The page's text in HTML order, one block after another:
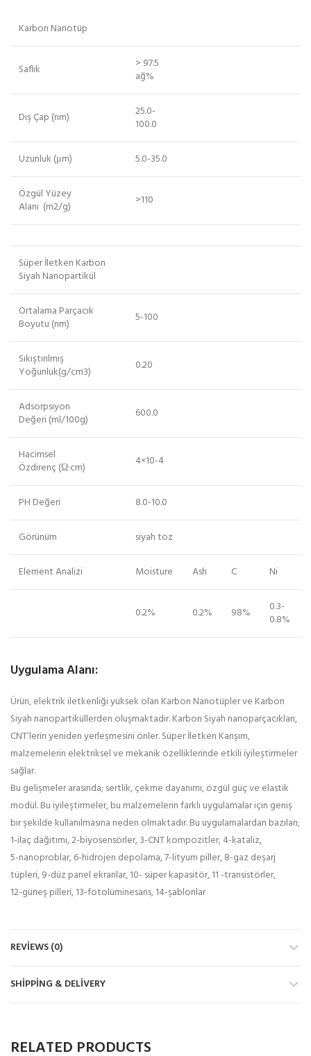
Karbon Nanotüp
Saflık
> 97.5
ağ%
Dış Çap (nm)
25.0-
100.0
Uzunluk (μm) 5.0-35.0
Özgül Yüzey
Alanı (m2/g)
>110
Süper İletken Karbon
Siyah Nanopartikül
Ortalama Parçacık
Boyutu (nm)
5-100
Sıkıştırılmış
Yoğunluk(g/cm3)
0.20
Adsorpsiyon
Değeri (ml/100g)
600.0
Hacimsel
Özdirenç (Ω·cm)
4×10-4
PH Değeri 8.0-10.0
Görünüm siyah toz
Element Analizi Moisture Ash C Ni
0.2% 0.2% 98%
0.3-
0.8%
Uygulama Alanı:
Ürün, elektrik iletkenliği yüksek olan Karbon Nanotüpler ve Karbon
Siyah nanopartiküllerden oluşmaktadır. Karbon Siyah nanoparçacıkları,
CNT’lerin yeniden yerleşmesini önler. Süper İletken Karışım,
malzemelerin elektriksel ve mekanik özelliklerinde etkili iyileştirmeler
sağlar.
Bu gelişmeler arasında; sertlik, çekme dayanımı, özgül güç ve elastik
modül. Bu iyileştirmeler, bu malzemelerin farklı uygulamalar için geniş
bir şekilde kullanılmasına neden olmaktadır. Bu uygulamalardan bazıları;
1-ilaç dağıtımı, 2-biyosensörler, 3-CNT kompozitler, 4-kataliz,
5-nanoproblar, 6-hidrojen depolama, 7-lityum piller, 8-gaz deşarj
tüpleri, 9-düz panel ekranlar, 10- süper kapasitör, 11 -transistörler,
12-güneş pilleri, 13-fotolüminesans, 14-şablonlar
REVIEWS (0)
SHIPPING & DELIVERY
RELATED PRODUCTS